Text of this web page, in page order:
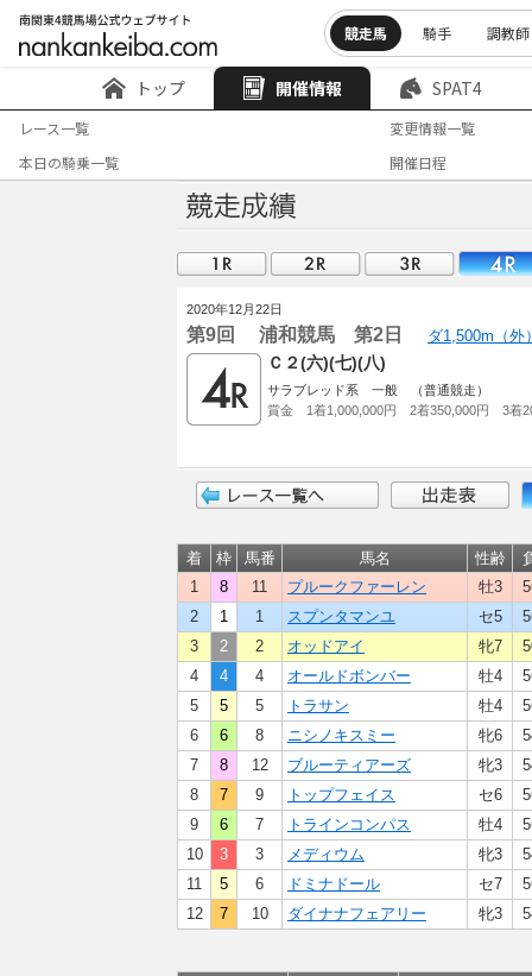
競走馬 騎手 調教師
トップ 開催情報 SPAT4
レース一覧
変更情報一覧
本日の騎乗一覧
開催日程
2020年12月22日
第9回 浦和競馬 第2日 ダ1,500m（外
Ｃ２(六)(七)(八)
サラブレッド系 一般 （普通競走）
賞金 1着1,000,000円 2着350,000円 3着
着 枠 馬番 馬名 性齢
1
8 11 プルークファーレン 牡3
2
1 1 スプンタマンユ セ5
3
2 2 オッドアイ 牝7
4
4 4 オールドボンバー 牡4
5
5 5 トラサン 牡4
6
6 8 ニシノキスミー 牝6
7
8 12 ブルーティアーズ 牝3
8
7 9 トップフェイス セ6
9
6 7 トラインコンパス 牡4
10
3 3 メディウム 牝3
11
5 6 ドミナドール セ7
12
7 10 ダイナナフェアリー 牝3